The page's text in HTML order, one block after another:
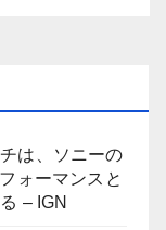
は、ソニーの
ォーマンスと
– IGN